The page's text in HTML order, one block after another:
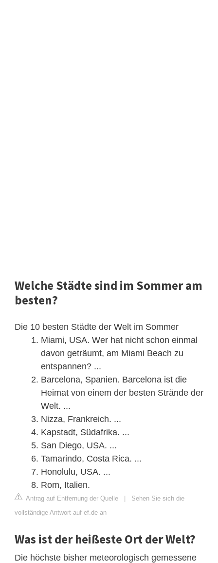
Welche Städte sind im Sommer am
besten?
Die 10 besten Städte der Welt im Sommer
Miami, USA. Wer hat nicht schon einmal
davon geträumt, am Miami Beach zu
entspannen? ...
Barcelona, Spanien. Barcelona ist die
Heimat von einem der besten Strände der
Welt. ...
Nizza, Frankreich. ...
Kapstadt, Südafrika. ...
San Diego, USA. ...
Tamarindo, Costa Rica. ...
Honolulu, USA. ...
Rom, Italien.
Antrag auf Entfernung der Quelle | Sehen Sie sich die
vollständige Antwort auf ef.de an
Was ist der heißeste Ort der Welt?
Die höchste bisher meteorologisch gemessene